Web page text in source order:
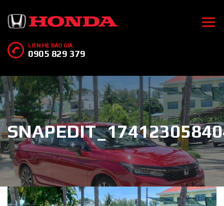
LIÊN HỆ BÁO GIÁ:
0905 829 379